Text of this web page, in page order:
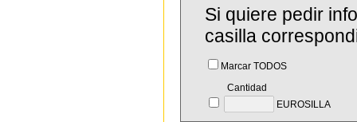
Si quiere pedir
casilla
Marcar TODOS
Cantidad
EUROSILLA